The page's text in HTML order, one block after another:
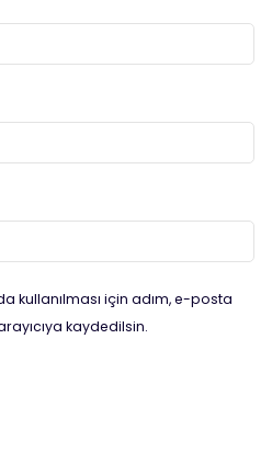
kullanılması için adım, e-posta
kaydedilsin.